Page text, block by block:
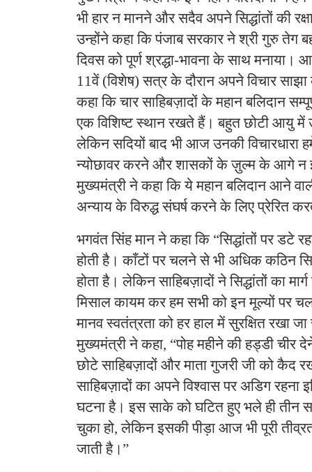
भी हार न मानने और सदैव अपने सिद्धांतों की
उन्होंने कहा कि पंजाब सरकार ने श्री गुरु तेग
दिवस को पूर्ण श्रद्धा-भावना के साथ मनाया।
11वें (विशेष) सत्र के दौरान अपने विचार
कहा कि चार साहिबज़ादों के महान बलिदान
एक विशिष्ट स्थान रखते हैं। बहुत छोटी आयु में
लेकिन सदियों बाद भी आज उनकी विचारधारा
न्योछावर करने और शासकों के ज़ुल्म के आगे
मुख्यमंत्री ने कहा कि ये महान बलिदान आने
अन्याय के विरुद्ध संघर्ष करने के लिए प्रेरित
भगवंत सिंह मान ने कहा कि “सिद्धांतों पर डटे
होती है। काँटों पर चलने से भी अधिक कठिन
होता है। लेकिन साहिबज़ादों ने सिद्धांतों का
मिसाल कायम कर हम सभी को इन मूल्यों पर
मानव स्वतंत्रता को हर हाल में सुरक्षित रखा
मुख्यमंत्री ने कहा, “पोह महीने की हड्डी चीर
छोटे साहिबज़ादों और माता गुजरी जी को कैद
साहिबज़ादों का अपने विश्वास पर अडिग रहना
घटना है। इस साके को घटित हुए भले ही तीन
चुका हो, लेकिन इसकी पीड़ा आज भी पूरी
जाती है।”